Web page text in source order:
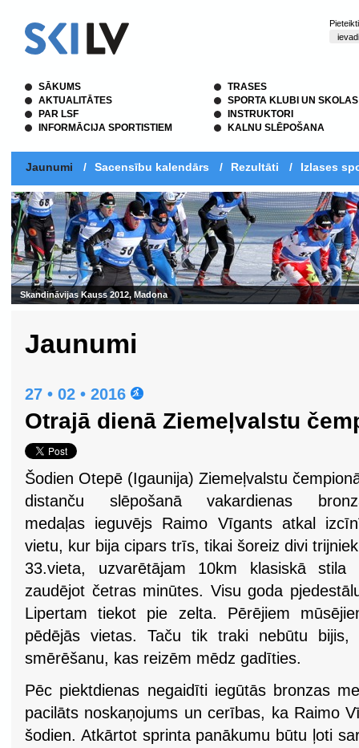
SĀKUMS
AKTUALITĀTES
PAR LSF
INFORMĀCIJA SPORTISTIEM
TRASES
SPORTA KLUBI UN SKOLAS
INSTRUKTORI
KALNU SLĒPOŠANA
Jaunumi / Sacensību kalendārs / Rezultāti / Izlases
Jaunumi
27 • 02 • 2016
Otrajā dienā Ziemeļvalstu
Šodien Otepē (Igaunija) Ziemeļvalstu
distanču slēpošanā vakardienas
medaļas ieguvējs Raimo Vīgants atkal
vietu, kur bija cipars trīs, tikai šoreiz divi
33.vieta, uzvarētājam 10km klasiskā
zaudējot četras minūtes. Visu goda
Lipertam tiekot pie zelta. Pērējiem
pēdējās vietas. Taču tik traki nebūtu
smērēšanu, kas reizēm mēdz gadīties.
Pēc piektdienas negaidīti iegūtās bronzas
pacilāts noskaņojums un cerības, ka Raimo
šodien. Atkārtot sprinta panākumu būtu ļoti